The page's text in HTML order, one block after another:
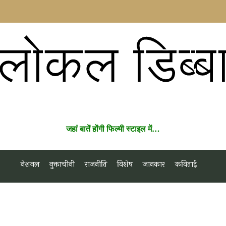
जहां बातें होंगी फिल्मी स्टाइल में…
नेशनल नुक्ताचीनी राजनीति विशेष जानकार कविताई